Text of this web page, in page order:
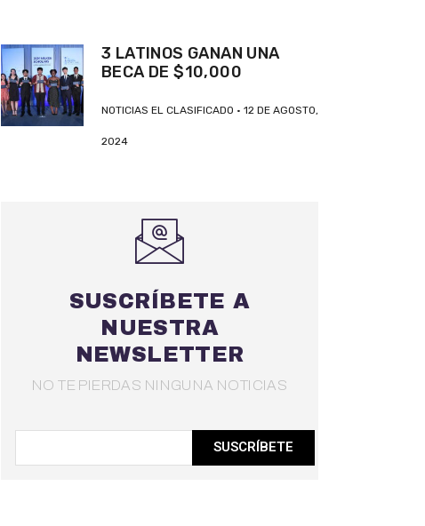
3 LATINOS GANAN UNA
BECA DE $10,000
NOTICIAS EL CLASIFICADO 12 DE AGOSTO,
2024
SUSCRÍBETE A
NUESTRA
NEWSLETTER
NO TE PIERDAS NINGUNA NOTICIAS
SUSCRÍBETE